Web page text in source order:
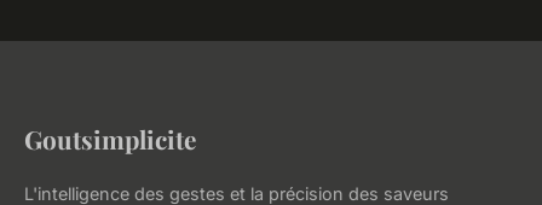
Goutsimplicite
L'intelligence des gestes et la précision des saveurs